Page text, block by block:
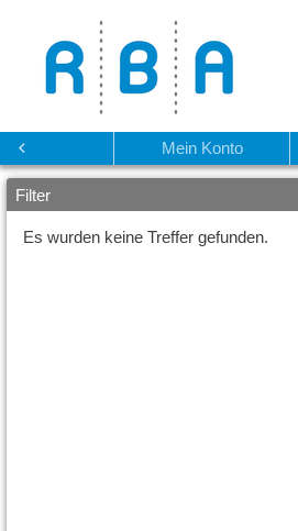
Start Mein Konto
Filter
Es wurden keine Treffer gefunden.